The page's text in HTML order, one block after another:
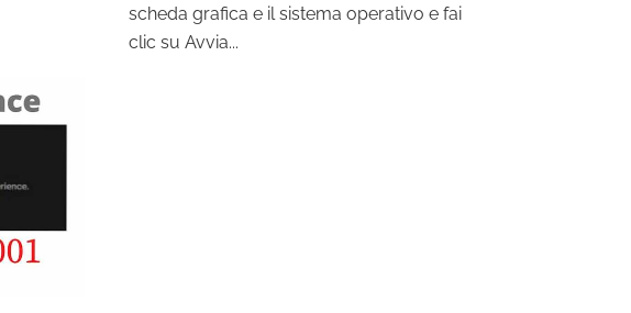
scheda grafica e il sistema operativo e fai
clic su Avvia...